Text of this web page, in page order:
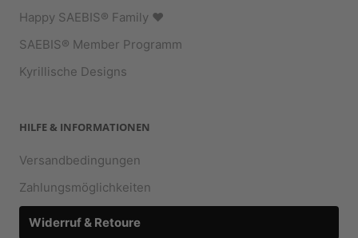
Happy SAEBIS® Family ♥︎
SAEBIS® Member Programm
Kyrillische Designs
HILFE & INFORMATIONEN
Versandbedingungen
Zahlungsmöglichkeiten
Widerruf & Retoure